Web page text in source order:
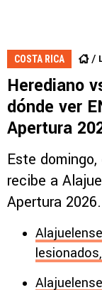
COSTA RICA
Herediano
dónde ver
Apertura
Este
recibe a
Apertura 2026.